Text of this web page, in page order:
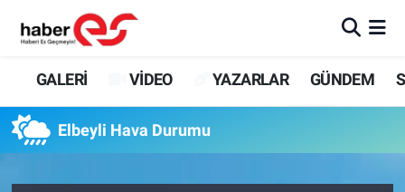
GALERİ VİDEO YAZARLAR GÜNDEM
Elbeyli Hava Durumu
GALERİ
Eskişehir Nöbetçi Eczaneler